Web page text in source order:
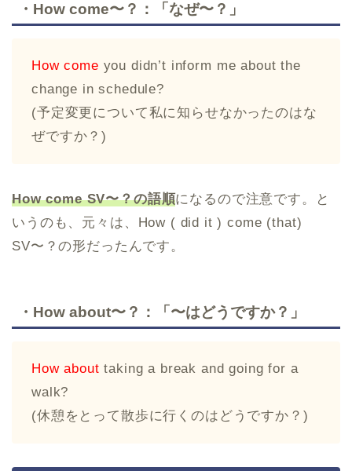
・How come〜？：「なぜ〜？」
How come you didn’t inform me about the
change in schedule?
(予定変更について私に知らせなかったのはな
ぜですか？)
How come SV〜？の語順になるので注意です。と
いうのも、元々は、How ( did it ) come (that)
SV〜？の形だったんです。
・How about〜？：「〜はどうですか？」
How about taking a break and going for a
walk?
(休憩をとって散歩に行くのはどうですか？)